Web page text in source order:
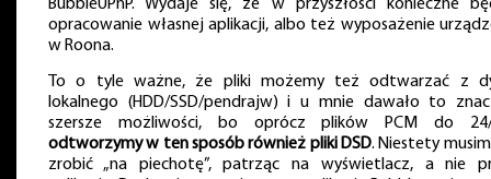
BubbleUPnP. Wydaje się, że w przyszłości konieczne
opracowanie własnej aplikacji, albo też wyposażenie
w Roona.
To o tyle ważne, że pliki możemy też odtwarzać z
lokalnego (HDD/SSD/pendrajw) i u mnie dawało to
szersze możliwości, bo oprócz plików PCM do 24/
odtworzymy w ten sposób również pliki DSD. Niestety
zrobić „na piechotę”, patrząc na wyświetlacz, a nie